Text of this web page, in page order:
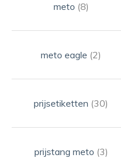
meto (8)
meto eagle (2)
prijsetiketten (30)
prijstang meto (3)